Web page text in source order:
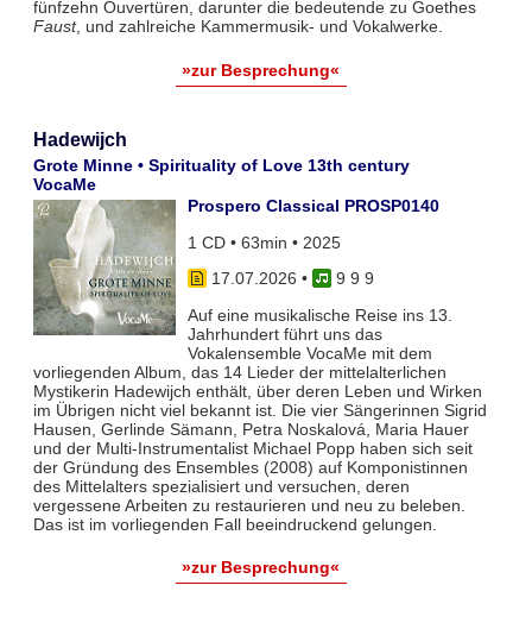
fünfzehn Ouvertüren, darunter die bedeutende zu Goethes
Faust, und zahlreiche Kammermusik- und Vokalwerke.
»zur Besprechung«
Hadewijch
Grote Minne • Spirituality of Love 13th century
VocaMe
Prospero Classical PROSP0140
1 CD • 63min • 2025
17.07.2026 •
9 9 9
Auf eine musikalische Reise ins 13.
Jahrhundert führt uns das
Vokalensemble VocaMe mit dem
vorliegenden Album, das 14 Lieder der mittelalterlichen
Mystikerin Hadewijch enthält, über deren Leben und Wirken
im Übrigen nicht viel bekannt ist. Die vier Sängerinnen Sigrid
Hausen, Gerlinde Sämann, Petra Noskalová, Maria Hauer
und der Multi-Instrumentalist Michael Popp haben sich seit
der Gründung des Ensembles (2008) auf Komponistinnen
des Mittelalters spezialisiert und versuchen, deren
vergessene Arbeiten zu restaurieren und neu zu beleben.
Das ist im vorliegenden Fall beeindruckend gelungen.
»zur Besprechung«